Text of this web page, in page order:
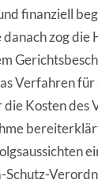
finanziell
zog
Verfahren
Kosten des